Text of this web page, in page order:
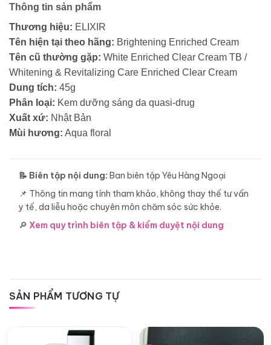
Thông tin sản phẩm
Thương hiệu: ELIXIR
Tên hiện tại theo hãng: Brightening Enriched Cream
Tên cũ thường gặp: White Enriched Clear Cream TB /
Whitening & Revitalizing Care Enriched Clear Cream
Dung tích: 45g
Phân loại: Kem dưỡng sáng da quasi-drug
Xuất xứ: Nhật Bản
Mùi hương: Aqua floral
📝 Biên tập nội dung: Ban biên tập Yêu Hàng Ngoại
📌 Thông tin mang tính tham khảo, không thay thế tư vấn
y tế, da liễu hoặc chuyên môn chăm sóc sức khỏe.
🔎 Xem quy trình biên tập & kiểm duyệt nội dung
SẢN PHẨM TƯƠNG TỰ